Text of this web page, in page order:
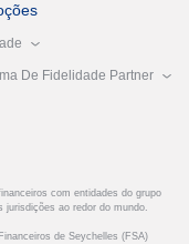
De Fidelidade Partner
com entidades do grupo
jurisdições ao redor do mundo.
de Seychelles (FSA)